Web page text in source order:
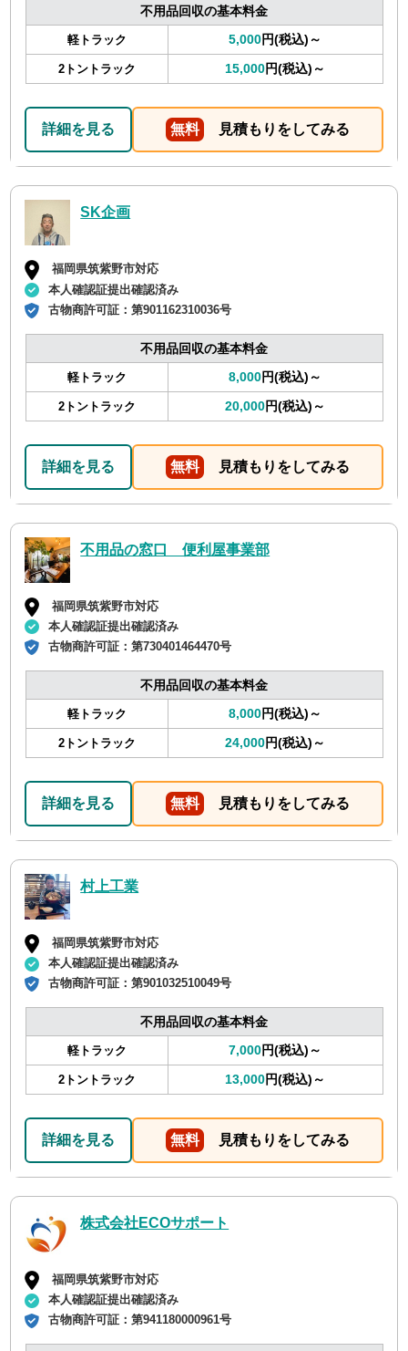
不用品回収の基本料金
軽トラック 5,000円(税込)～
2トントラック 15,000円(税込)～
詳細を見る 無料 見積もりをしてみる
SK企画
福岡県筑紫野市対応
本人確認証提出確認済み
古物商許可証：第901162310036号
不用品回収の基本料金
軽トラック 8,000円(税込)～
2トントラック 20,000円(税込)～
詳細を見る 無料 見積もりをしてみる
不用品の窓口 便利屋事業部
福岡県筑紫野市対応
本人確認証提出確認済み
古物商許可証：第730401464470号
不用品回収の基本料金
軽トラック 8,000円(税込)～
2トントラック 24,000円(税込)～
詳細を見る 無料 見積もりをしてみる
村上工業
福岡県筑紫野市対応
本人確認証提出確認済み
古物商許可証：第901032510049号
不用品回収の基本料金
軽トラック 7,000円(税込)～
2トントラック 13,000円(税込)～
詳細を見る 無料 見積もりをしてみる
株式会社ECOサポート
福岡県筑紫野市対応
本人確認証提出確認済み
古物商許可証：第941180000961号